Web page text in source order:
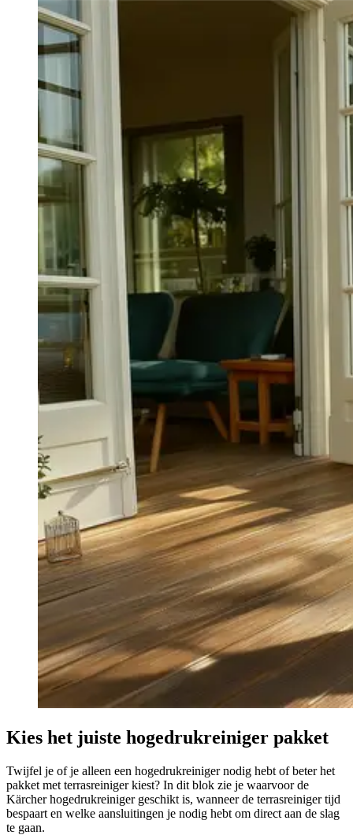
Kies het juiste hogedrukreiniger pakket
Twijfel je of je alleen een hogedrukreiniger nodig hebt of beter het
pakket met terrasreiniger kiest? In dit blok zie je waarvoor de
Kärcher hogedrukreiniger geschikt is, wanneer de terrasreiniger tijd
bespaart en welke aansluitingen je nodig hebt om direct aan de slag
te gaan.